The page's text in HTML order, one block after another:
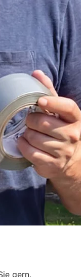
gern.